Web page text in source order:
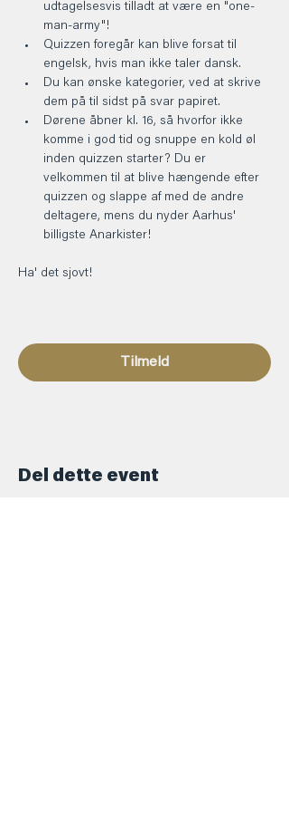
udtagelsesvis tilladt at være en "one-
man-army"!
Quizzen foregår kan blive forsat til
engelsk, hvis man ikke taler dansk.
Du kan ønske kategorier, ved at skrive
dem på til sidst på svar papiret.
Dørene åbner kl. 16, så hvorfor ikke
komme i god tid og snuppe en kold øl
inden quizzen starter? Du er
velkommen til at blive hængende efter
quizzen og slappe af med de andre
deltagere, mens du nyder Aarhus'
billigste Anarkister!
Ha' det sjovt!
Tilmeld
Del dette event